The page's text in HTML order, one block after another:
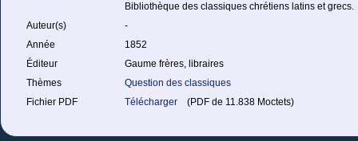
Bibliothèque des classiques chrétiens latins et grecs.
Auteur(s)
-
Année
1852
Éditeur
Gaume frères, libraires
Thèmes
Question des classiques
Fichier PDF
Télécharger (PDF de 11.838 Moctets)